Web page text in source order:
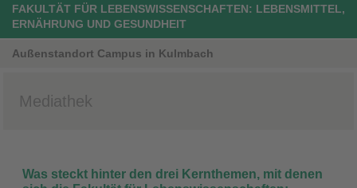
FAKULTÄT FÜR LEBENSWISSENSCHAFTEN: LEBENSMITTEL,
ERNÄHRUNG UND GESUNDHEIT
Außenstandort Campus in Kulmbach
Mediathek
Was steckt hinter den drei Kernthemen, mit denen